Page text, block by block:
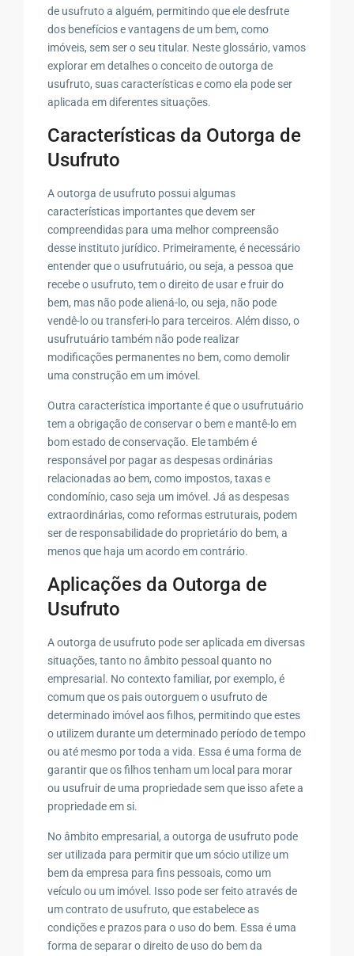
de usufruto a alguém, permitindo que ele desfrute
dos benefícios e vantagens de um bem, como
imóveis, sem ser o seu titular. Neste glossário, vamos
explorar em detalhes o conceito de outorga de
usufruto, suas características e como ela pode ser
aplicada em diferentes situações.
Características da Outorga de
Usufruto
A outorga de usufruto possui algumas
características importantes que devem ser
compreendidas para uma melhor compreensão
desse instituto jurídico. Primeiramente, é necessário
entender que o usufrutuário, ou seja, a pessoa que
recebe o usufruto, tem o direito de usar e fruir do
bem, mas não pode aliená-lo, ou seja, não pode
vendê-lo ou transferi-lo para terceiros. Além disso, o
usufrutuário também não pode realizar
modificações permanentes no bem, como demolir
uma construção em um imóvel.
Outra característica importante é que o usufrutuário
tem a obrigação de conservar o bem e mantê-lo em
bom estado de conservação. Ele também é
responsável por pagar as despesas ordinárias
relacionadas ao bem, como impostos, taxas e
condomínio, caso seja um imóvel. Já as despesas
extraordinárias, como reformas estruturais, podem
ser de responsabilidade do proprietário do bem, a
menos que haja um acordo em contrário.
Aplicações da Outorga de
Usufruto
A outorga de usufruto pode ser aplicada em diversas
situações, tanto no âmbito pessoal quanto no
empresarial. No contexto familiar, por exemplo, é
comum que os pais outorguem o usufruto de
determinado imóvel aos filhos, permitindo que estes
o utilizem durante um determinado período de tempo
ou até mesmo por toda a vida. Essa é uma forma de
garantir que os filhos tenham um local para morar
ou usufruir de uma propriedade sem que isso afete a
propriedade em si.
No âmbito empresarial, a outorga de usufruto pode
ser utilizada para permitir que um sócio utilize um
bem da empresa para fins pessoais, como um
veículo ou um imóvel. Isso pode ser feito através de
um contrato de usufruto, que estabelece as
condições e prazos para o uso do bem. Essa é uma
forma de separar o direito de uso do bem da